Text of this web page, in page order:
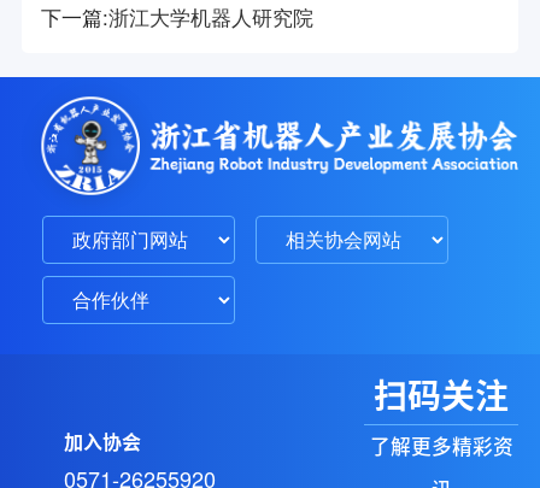
下一篇:浙江大学机器人研究院
加入协会
0571-26255920
扫码关注
了解更多精彩资